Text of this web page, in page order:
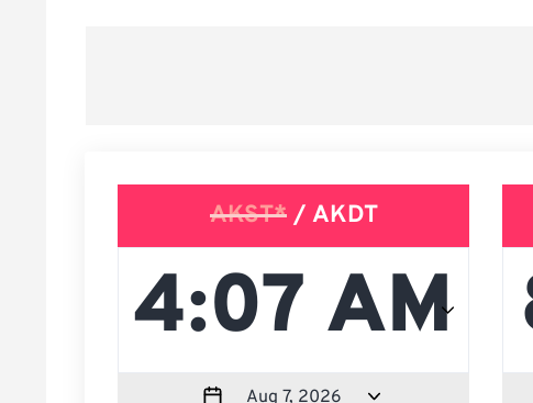
AKST*/ AKDT